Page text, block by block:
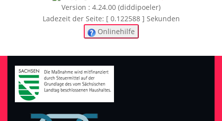
Version : 4.24.00 (diddipoeler)
Ladezeit der Seite: [ 0.122588 ] Sekunden
Onlinehilfe